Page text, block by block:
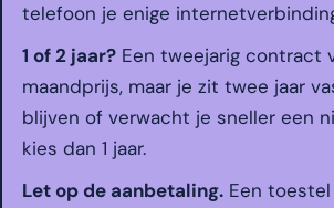
telefoon je enige
1 of 2 jaar? Een tweejarig contract
maandprijs, maar je zit twee jaar
blijven of verwacht je sneller een
kies dan 1 jaar.
Let op de aanbetaling. Een